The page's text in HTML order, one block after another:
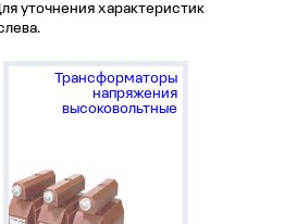
уточнения характеристик
Трансформаторы
напряжения
высоковольтные